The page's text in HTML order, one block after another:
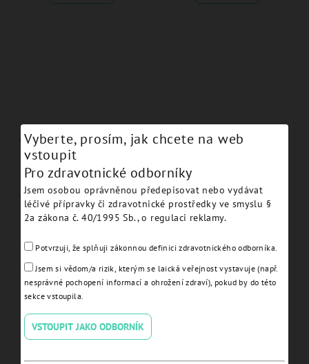
TiBase New engaging H 1.5
for angulated channel
JDEvolution plus -
EVA152C:
Detail
JDScanbody JDEvolution
Detail
Vyberte, prosím, jak chcete na web
vstoupit
Pro zdravotnické odborníky
Jsem osobou oprávněnou předepisovat nebo vydávat
léčivé přípravky či zdravotnické prostředky ve smyslu §
2a zákona č. 40/1995 Sb., o regulaci reklamy.
Potvrzuji, že splňuji zákonnou definici zdravotnického odborníka.
Jsem si vědom/a rizik, kterým se laická veřejnost vystavuje (např.
nesprávné pochopení informací a ohrožení zdraví), pokud by do této
sekce vstoupila.
VSTOUPIT JAKO ODBORNÍK